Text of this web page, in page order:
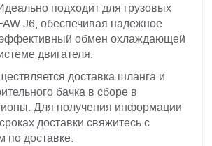
подходит для грузовых
J6, обеспечивая надежное
обмен охлаждающей
двигателя.
доставка шланга и
бачка в сборе в
Для получения информации
доставки свяжитесь с
по доставке.